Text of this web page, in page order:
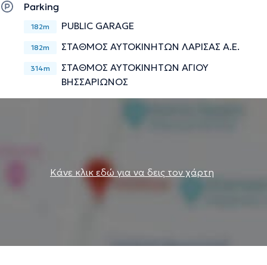
Parking
182m PUBLIC GARAGE
182m ΣΤΑΘΜΟΣ ΑΥΤΟΚΙΝΗΤΩΝ ΛΑΡΙΣΑΣ Α.Ε.
314m
ΣΤΑΘΜΟΣ ΑΥΤΟΚΙΝΗΤΩΝ ΑΓΙΟΥ
ΒΗΣΣΑΡΙΩΝΟΣ
Κάνε κλικ εδώ για να δεις τον χάρτη